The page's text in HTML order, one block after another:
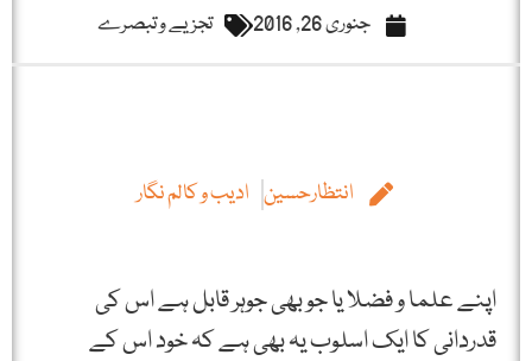
جنوری 26, 2016 تجزیے و تبصرے
انتظارحسین ادیب و کالم نگار
اپنے علما و فضلا یا جو بھی جوہر قابل ہے اس کی
قدردانی کا ایک اسلوب یہ بھی ہے کہ خود اس کے